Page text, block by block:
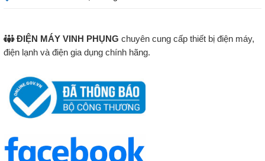
Âm thanh đa chiều – mạnh mẽ và sống động
âm thanh êm ái, có tiếng động gần gũi. Cho trải nghiệm
ĐIỆN MÁY VINH PHỤNG chuyên cung cấp thiết bị điện máy,
điện lạnh và điện gia dụng chính hãng.